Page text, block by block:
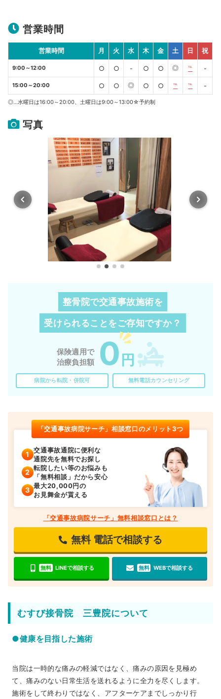
営業時間
営業時間 月 火 水 木 金 土 日 祝
9:00～12:00 ○ ○ - ○ ○ ◎ ℡ -
15:00～20:00 ○ ○ ◎ ○ ○ ℡ ℡ -
◎…水曜日は16:00～20:00、土曜日は9:00～13:00☆予約制
写真
整骨院で交通事故施術を
受けられることをご存知ですか？
保険適用で
治療負担額
0 円
病院から転院・併院可 無料電話カウンセリング
「交通事故病院サーチ」相談窓口のメリット3つ
交通事故通院に便利な
通院先を無料でお探し
転院したい等のお悩みも
「無料相談」だから安心
最大20,000円の
お見舞金が貰える
「交通事故病院サーチ」無料相談窓口とは？
無料 電話で相談する
無料 LINEで相談する 無料 WEBで相談する
むすび接骨院 三豊院について
●健康を目指した施術
当院は一時的な痛みの軽減ではなく、痛みの原因を見極め
て、痛みのない日常生活を送れるように全力を尽くします。
施術をして終わりではなく、アフターケアまでしっかり行